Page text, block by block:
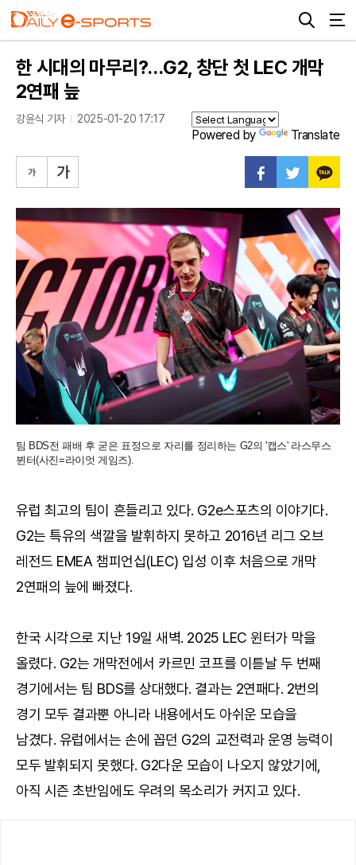
한 시대의 마무리?…G2, 창단 첫 LEC 개막
2연패 늪
강윤식 기자 2025-01-20 17:17
Powered by Translate
팀 BDS전 패배 후 굳은 표정으로 자리를 정리하는 G2의 '캡스' 라스무스
뷘터(사진=라이엇 게임즈).
유럽 최고의 팀이 흔들리고 있다. G2e스포츠의 이야기다.
G2는 특유의 색깔을 발휘하지 못하고 2016년 리그 오브
레전드 EMEA 챔피언십(LEC) 입성 이후 처음으로 개막
2연패의 늪에 빠졌다.
한국 시각으로 지난 19일 새벽. 2025 LEC 윈터가 막을
올렸다. G2는 개막전에서 카르민 코프를 이튿날 두 번째
경기에서는 팀 BDS를 상대했다. 결과는 2연패다. 2번의
경기 모두 결과뿐 아니라 내용에서도 아쉬운 모습을
남겼다. 유럽에서는 손에 꼽던 G2의 교전력과 운영 능력이
모두 발휘되지 못했다. G2다운 모습이 나오지 않았기에,
아직 시즌 초반임에도 우려의 목소리가 커지고 있다.